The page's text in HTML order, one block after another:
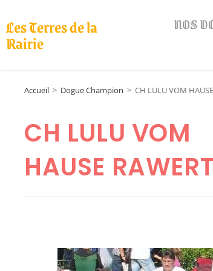
Les Terres de la
Rairie
NOS
Accueil > Dogue Champion > CH LULU VOM
CH LULU VOM
HAUSE RAWERT